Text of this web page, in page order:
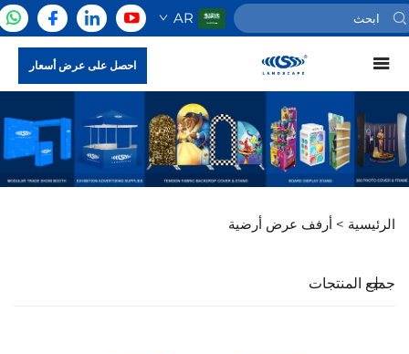
AR
احصل على عرض أسعار
الرئيسية > أرفف عرض أرضية
جميع المنتجات